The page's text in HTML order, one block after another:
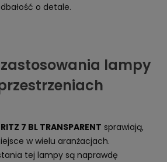
o detale.
lampy
RITZ 7 BL TRANSPARENT sprawiają,
w wielu aranżacjach.
tej lampy są naprawdę